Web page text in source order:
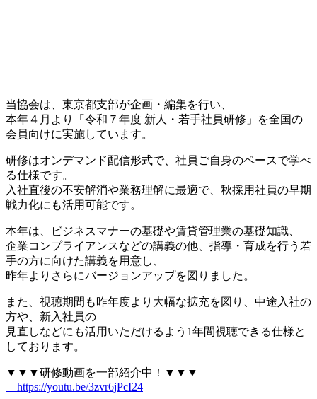
当協会は、東京都支部が企画・編集を行い、
本年４月より「令和７年度 新人・若手社員研修」を全国の
会員向けに実施しています。
研修はオンデマンド配信形式で、社員ご自身のペースで学べ
る仕様です。
入社直後の不安解消や業務理解に最適で、秋採用社員の早期
戦力化にも活用可能です。
本年は、ビジネスマナーの基礎や賃貸管理業の基礎知識、
企業コンプライアンスなどの講義の他、指導・育成を行う若
手の方に向けた講義を用意し、
昨年よりさらにバージョンアップを図りました。
また、視聴期間も昨年度より大幅な拡充を図り、中途入社の
方や、新入社員の
見直しなどにも活用いただけるよう1年間視聴できる仕様と
しております。
▼▼▼研修動画を一部紹介中！▼▼▼
https://youtu.be/3zvr6jPcI24